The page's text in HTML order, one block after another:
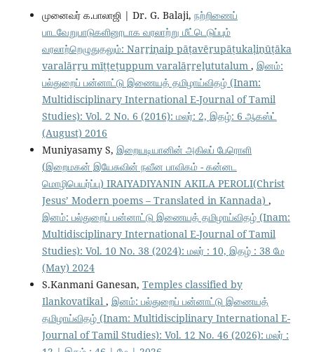
முனைவர் க.பாலாஜி | Dr. G. Balaji, நற்றிணைப்
பாடவேறுபாடுகளினூடாக வரலாற்று மீட்டெடுப்பும்
வரலாற்றெழுதுதலும்: Naṟṟiṇaip pāṭavēṟupāṭukaḷiṉūṭāka
varalāṟṟu mīṭṭeṭuppum varalāṟṟeḻututalum , இனம்:
பல்துறைப் பன்னாட்டு இணையத் தமிழாய்விதழ் (Inam:
Multidisciplinary International E-Journal of Tamil
Studies): Vol. 2 No. 6 (2016): மலர்: 2, இதழ்: 6 ஆகஸ்ட்
(August) 2016
Muniyasamy S, இறையடியானின் அகிலப் பேரொளி
(இறைமகன் இயேசுவின் நவீன பாவிகம் - கன்னட
மொழிபெயர்ப்பு) IRAIYADIYANIN AKILA PEROLI(Christ
Jesus’ Modern poems – Translated in Kannada) ,
இனம்: பல்துறைப் பன்னாட்டு இணையத் தமிழாய்விதழ் (Inam:
Multidisciplinary International E-Journal of Tamil
Studies): Vol. 10 No. 38 (2024): மலர் : 10, இதழ் : 38 மே
(May) 2024
S.Kanmani Ganesan, Temples classified by
Ilankovatikal , இனம்: பல்துறைப் பன்னாட்டு இணையத்
தமிழாய்விதழ் (Inam: Multidisciplinary International E-
Journal of Tamil Studies): Vol. 12 No. 46 (2026): மலர் :